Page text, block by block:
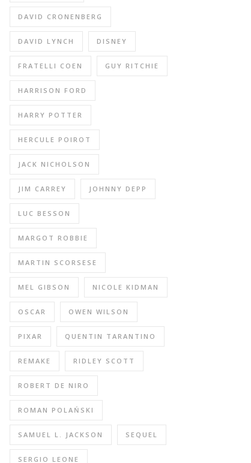
DAVID CRONENBERG
DAVID LYNCH DISNEY
FRATELLI COEN GUY RITCHIE
HARRISON FORD
HARRY POTTER
HERCULE POIROT
JACK NICHOLSON
JIM CARREY JOHNNY DEPP
LUC BESSON
MARGOT ROBBIE
MARTIN SCORSESE
MEL GIBSON NICOLE KIDMAN
OSCAR OWEN WILSON
PIXAR QUENTIN TARANTINO
REMAKE RIDLEY SCOTT
ROBERT DE NIRO
ROMAN POLAŃSKI
SAMUEL L. JACKSON SEQUEL
SERGIO LEONE